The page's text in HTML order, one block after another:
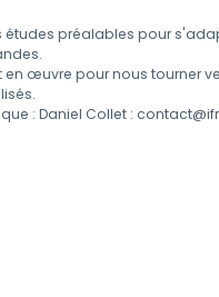
études préalables pour
en œuvre pour nous tourner
: Daniel Collet :